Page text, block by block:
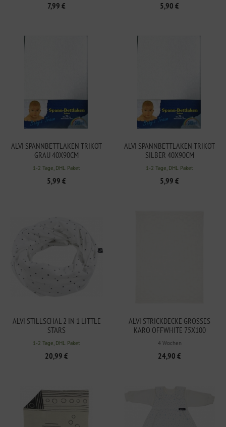
7,99 € 5,90 €
ALVI SPANNBETTLAKEN TRIKOT
GRAU 40X90CM
1-2 Tage, DHL Paket
5,99 €
ALVI SPANNBETTLAKEN TRIKOT
SILBER 40X90CM
1-2 Tage, DHL Paket
5,99 €
ALVI STILLSCHAL 2 IN 1 LITTLE
STARS
1-2 Tage, DHL Paket
20,99 €
ALVI STRICKDECKE GROSSES K
ARO OFFWHITE 75X100
4 Wochen
24,90 €